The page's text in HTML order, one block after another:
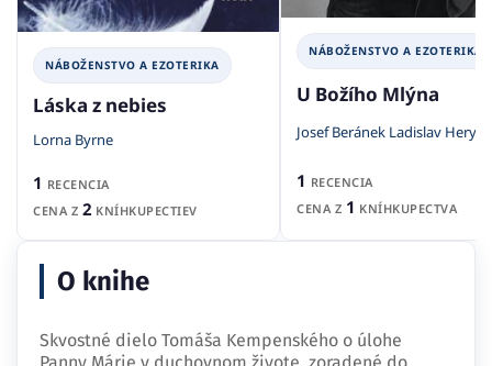
NÁBOŽENSTVO A EZOTERIKA
Láska z nebies
Lorna Byrne
1 RECENCIA
CENA Z 2 KNÍHKUPECTIEV
NÁBOŽENSTVO A EZOTERIKA
U Božího Mlýna
Josef Beránek Ladislav Heryán
1 RECENCIA
CENA Z 1 KNÍHKUPECTVA
O knihe
Skvostné dielo Tomáša Kempenského o úlohe